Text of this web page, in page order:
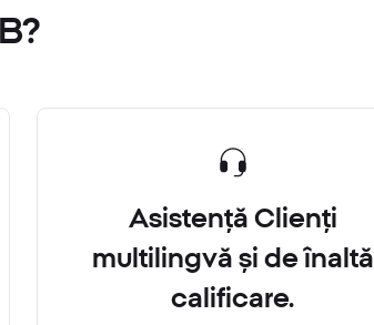
Asistență Clienți
multilingvă și de înaltă
calificare.